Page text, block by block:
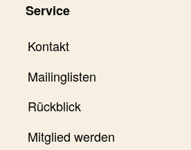
Service
Kontakt
Mailinglisten
Rückblick
Mitglied werden